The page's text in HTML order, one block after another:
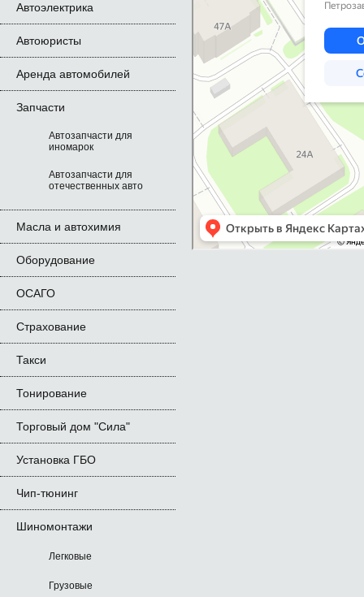
Автоэлектрика
Автоюристы
Аренда автомобилей
Запчасти
Автозапчасти для
иномарок
Автозапчасти для
отечественных авто
Масла и автохимия
Оборудование
ОСАГО
Страхование
Такси
Тонирование
Торговый дом "Сила"
Установка ГБО
Чип-тюнинг
Шиномонтажи
Легковые
Грузовые